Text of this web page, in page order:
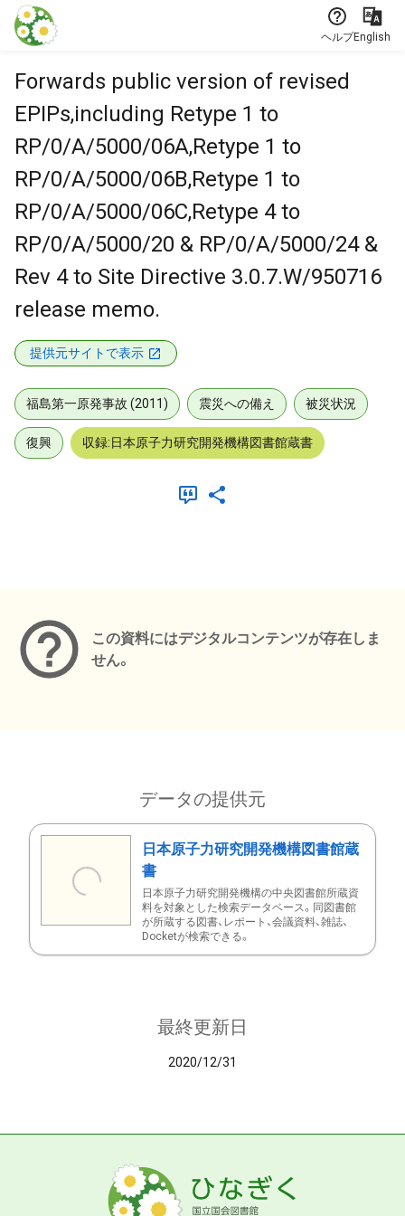
本文に飛ぶ
ヘルプEnglish
Forwards public version of revised
EPIPs,including Retype 1 to
RP/0/A/5000/06A,Retype 1 to
RP/0/A/5000/06B,Retype 1 to
RP/0/A/5000/06C,Retype 4 to
RP/0/A/5000/20 & RP/0/A/5000/24 &
Rev 4 to Site Directive 3.0.7.W/950716
release memo.
提供元サイトで表示
福島第一原発事故 (2011) 震災への備え 被災状況
復興 収録:日本原子力研究開発機構図書館蔵書
この資料にはデジタルコンテンツが存在しま
せん。
データの提供元
日本原子力研究開発機構図書館蔵
書
日本原子力研究開発機構の中央図書館所蔵資
料を対象とした検索データベース。同図書館
が所蔵する図書、レポート、会議資料、雑誌、
Docketが検索できる。
最終更新日
2020/12/31